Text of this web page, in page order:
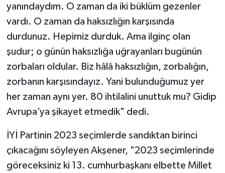
yanındaydım. O zaman da iki büklüm gezenler
vardı. O zaman da haksızlığın karşısında
durdunuz. Hepimiz durduk. Ama ilginç olan
şudur; o günün haksızlığa uğrayanları bugünün
zorbaları oldular. Biz hâlâ haksızlığın, zorbalığın,
zorbanın karşısındayız. Yani bulunduğumuz yer
her zaman aynı yer. 80 ihtilalini unuttuk mu? Gidip
Avrupa’ya şikayet etmedik" dedi.
İYİ Partinin 2023 seçimlerde sandıktan birinci
çıkacağını söyleyen Akşener, "2023 seçimlerinde
göreceksiniz ki 13. cumhurbaşkanı elbette Millet